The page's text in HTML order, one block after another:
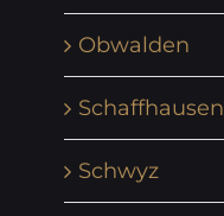
Obwalden
Schaffhausen
Schwyz